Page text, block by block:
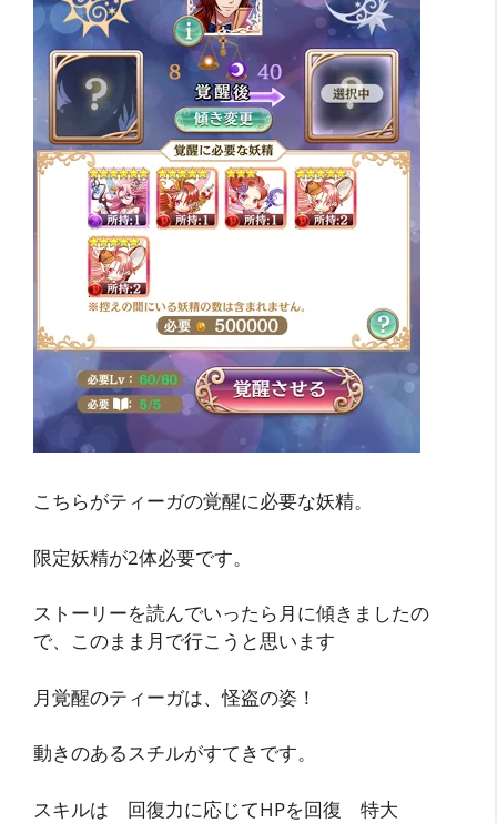
こちらがティーガの覚醒に必要な妖精。
限定妖精が2体必要です。
ストーリーを読んでいったら月に傾きましたの
で、このまま月で行こうと思います
月覚醒のティーガは、怪盗の姿！
動きのあるスチルがすてきです。
スキルは 回復力に応じてHPを回復 特大